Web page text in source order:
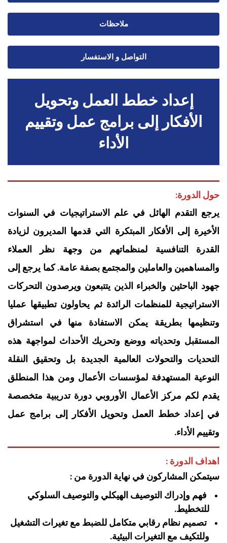
ملاحظات
التواصل و الاستفسار
إعداد خطط العمل وتحويل
الأفكار إلى برامج عمل وتقييم
الأداء
حول الدورة:
يرجع التقدم الهائل في علم الاستراتيجيات في السنوات
الأخيرة إلى الأفكار المبتكرة التي قدمها المديرون لزيادة
القدرة التنافسية لمنظماتهم من وجهة نظر العملاء
والمساهمين والعاملين والمجتمع بصفة عامة. كما يرجع إلى
جهود الباحثين والخبراء الذين يتتبعون ويرصدون التحركات
الاستراتيجية للمنظمات الرائدة ثم يحاولون تطبيقها عمليا
وتنظيمها بطريقة يمكن الاستفادة منها في استشراق
المستقبل وتحدياته ووضع وتحريك الأحداث لمواجهة هذه
التحديات والتحولات العالمية الجديدة بل وتحقيق النقلة
النوعية المستهدفة لمؤسسات الأعمال ومن هذا المنطلق
يقدم لكم مركز الأعمال الأوروبي دورة تدريبية متخصصة
في إعداد خطط العمل وتحويل الأفكار إلى برامج عمل
وتقييم الأداء.
اهداف الدورة :
سيتمكن المشاركون في نهاية الدورة من :
فهم وإدراك التوصيف الهيكلي والتوصيف السلوكي
للتخطيط.
تصميم نظام رقابي متكامل للضبط مع تغيرات التشغيل
وللتكيف مع التغيرات البيئية.